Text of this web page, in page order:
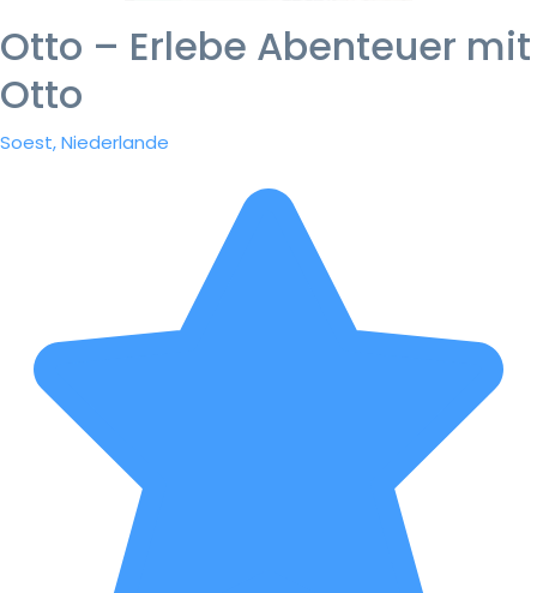
Otto – Erlebe Abenteuer mit
Otto
Soest, Niederlande